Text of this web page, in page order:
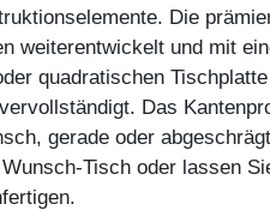
Die
weiterentwickelt und mit
quadratischen
Das
gerade oder
Tisch oder lassen